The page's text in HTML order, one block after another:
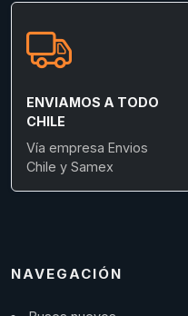
ENVIAMOS A TODO
CHILE
Vía empresa Envios
Chile y Samex
NAVEGACIÓN